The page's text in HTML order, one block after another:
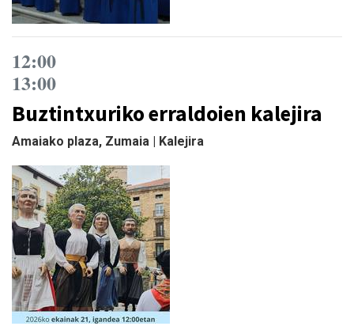
12:00
13:00
Buztintxuriko erraldoien kalejira
Amaiako plaza, Zumaia | Kalejira